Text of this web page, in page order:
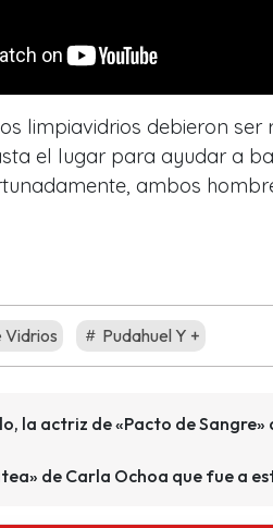
limpiavidrios debieron
el lugar para ayudar a
ambos
Vidrios Pudahuel Y +
la actriz de «Pacto de
de Carla Ochoa que fue a